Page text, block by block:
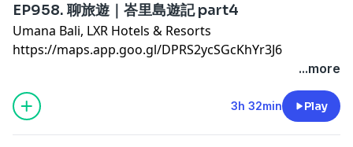
EP958. 聊旅遊｜峇里島遊記 part4
Umana Bali, LXR Hotels & Resorts
https://maps.app.goo.gl/DPRS2ycSGcKhYr3J6
其他連結傳送門：
https://linktr.ee/jazztalk
...more
3h 32min Play